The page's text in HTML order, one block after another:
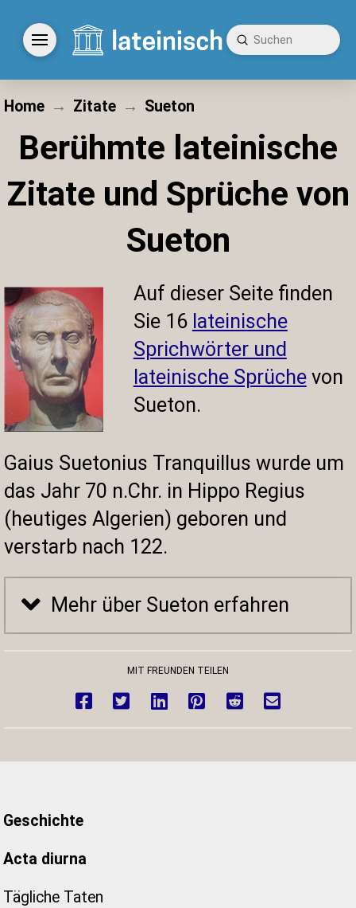
Search
Submit
Home → Zitate → Sueton
Berühmte lateinische
Zitate und Sprüche von
Sueton
Auf dieser Seite finden
Sie 16 lateinische
Sprichwörter und
lateinische Sprüchevon
Sueton.
Gaius Suetonius Tranquillus wurde um
das Jahr 70 n.Chr. in Hippo Regius
(heutiges Algerien) geboren und
verstarb nach 122.
Mehr über Sueton erfahren
MIT FREUNDEN TEILEN
Geschichte
Acta diurna
Tägliche Taten